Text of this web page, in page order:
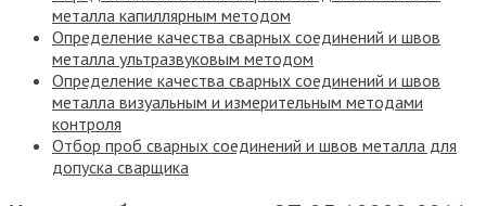
металла капиллярным методом
Определение качества сварных соединений и швов
металла ультразвуковым методом
Определение качества сварных соединений и швов
металла визуальным и измерительным методами
контроля
Отбор проб сварных соединений и швов металла для
допуска сварщика